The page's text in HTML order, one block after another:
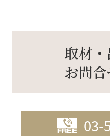
取材
お問
03-